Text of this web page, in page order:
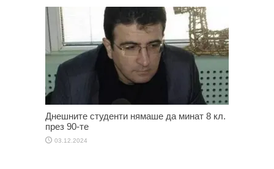
Днешните студенти нямаше да минат 8 кл.
през 90-те
03.12.2024